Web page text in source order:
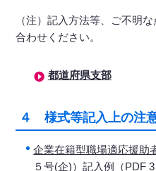
（注）記入方法等、ご不明
合わせください。
都道府県支部
４ 様式等記入上の注
企業在籍型職場適応援助
５号(企)）記入例（PDF 3